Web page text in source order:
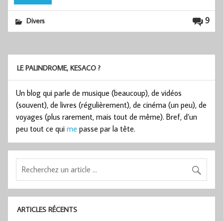
9
Divers
LE PALINDROME, KESACO ?
Un blog qui parle de musique (beaucoup), de vidéos
(souvent), de livres (régulièrement), de cinéma (un peu), de
voyages (plus rarement, mais tout de même). Bref, d’un
peu tout ce qui me passe par la tête.
ARTICLES RÉCENTS